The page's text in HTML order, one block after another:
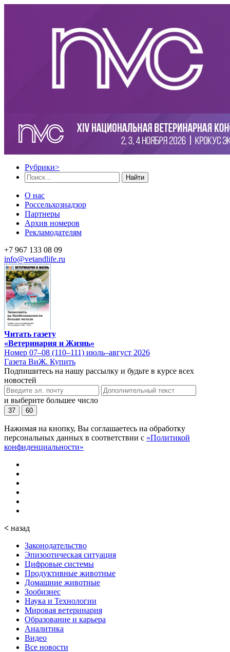
Рубрики>
Найти
О нас
Россельхознадзор
Партнеры
Архив номеров
Рекламодателям
+7 967 133 08 09
info@vetandlife.ru
Читать газету
«Ветеринария и Жизнь»
Номер 07–08 (110–111) июль–август 2026
Газета ВиЖ. Купить
Подпишитесь на нашу рассылку и будьте в курсе всех
новостей
и выберите большее число
37 60
Нажимая на кнопку, Вы соглашаетесь на обработку
персональных данных в соответствии с «Политикой
конфиденциальности»
< назад
Законодательство
Эпизоотическая ситуация
Цифровые системы
Продуктивные животные
Домашние животные
Зообизнес
Наука и Технологии
Мировая ветеринария
Образование и карьера
Аналитика
Видео
Все новости